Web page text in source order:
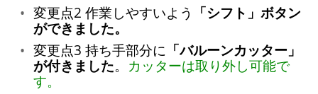
変更点2 作業しやすいよう
「シフト」ボタン
ができました。
変更点3 持ち手部分に 「バルーンカッター」
が付きました。 カッターは取り外し可能で
す。